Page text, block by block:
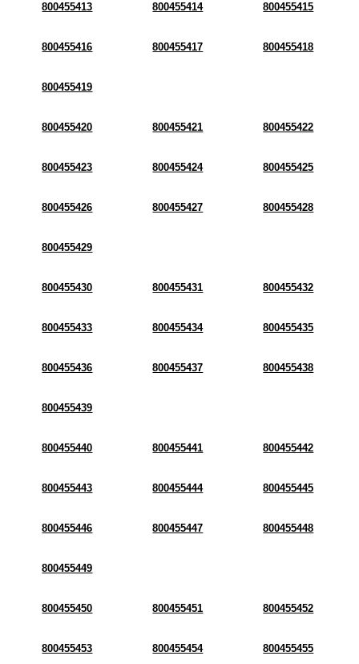
800455413 800455414 800455415
800455416 800455417 800455418
800455419
800455420 800455421 800455422
800455423 800455424 800455425
800455426 800455427 800455428
800455429
800455430 800455431 800455432
800455433 800455434 800455435
800455436 800455437 800455438
800455439
800455440 800455441 800455442
800455443 800455444 800455445
800455446 800455447 800455448
800455449
800455450 800455451 800455452
800455453 800455454 800455455